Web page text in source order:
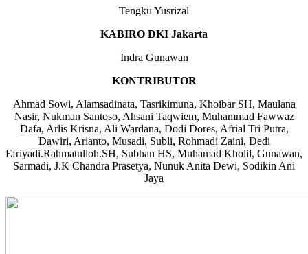
Tengku Yusrizal
KABIRO DKI Jakarta
Indra Gunawan
KONTRIBUTOR
Ahmad Sowi, Alamsadinata, Tasrikimuna, Khoibar SH, Maulana
Nasir, Nukman Santoso, Ahsani Taqwiem, Muhammad Fawwaz
Dafa, Arlis Krisna, Ali Wardana, Dodi Dores, Afrial Tri Putra,
Dawiri, Arianto, Musadi, Subli, Rohmadi Zaini, Dedi
Efriyadi.Rahmatulloh.SH, Subhan HS, Muhamad Kholil, Gunawan,
Sarmadi, J.K Chandra Prasetya, Nunuk Anita Dewi, Sodikin Ani
Jaya